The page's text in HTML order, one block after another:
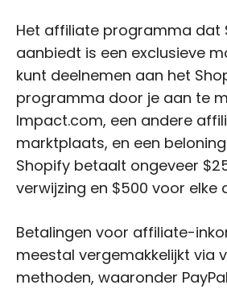
Het affiliate programma dat
aanbiedt is een exclusieve
kunt deelnemen aan het
programma door je aan te
Impact.com, een andere
marktplaats, en een
Shopify betaalt ongeveer
verwijzing en $500 voor elke
Betalingen voor affiliate-
meestal vergemakkelijkt via
methoden, waaronder